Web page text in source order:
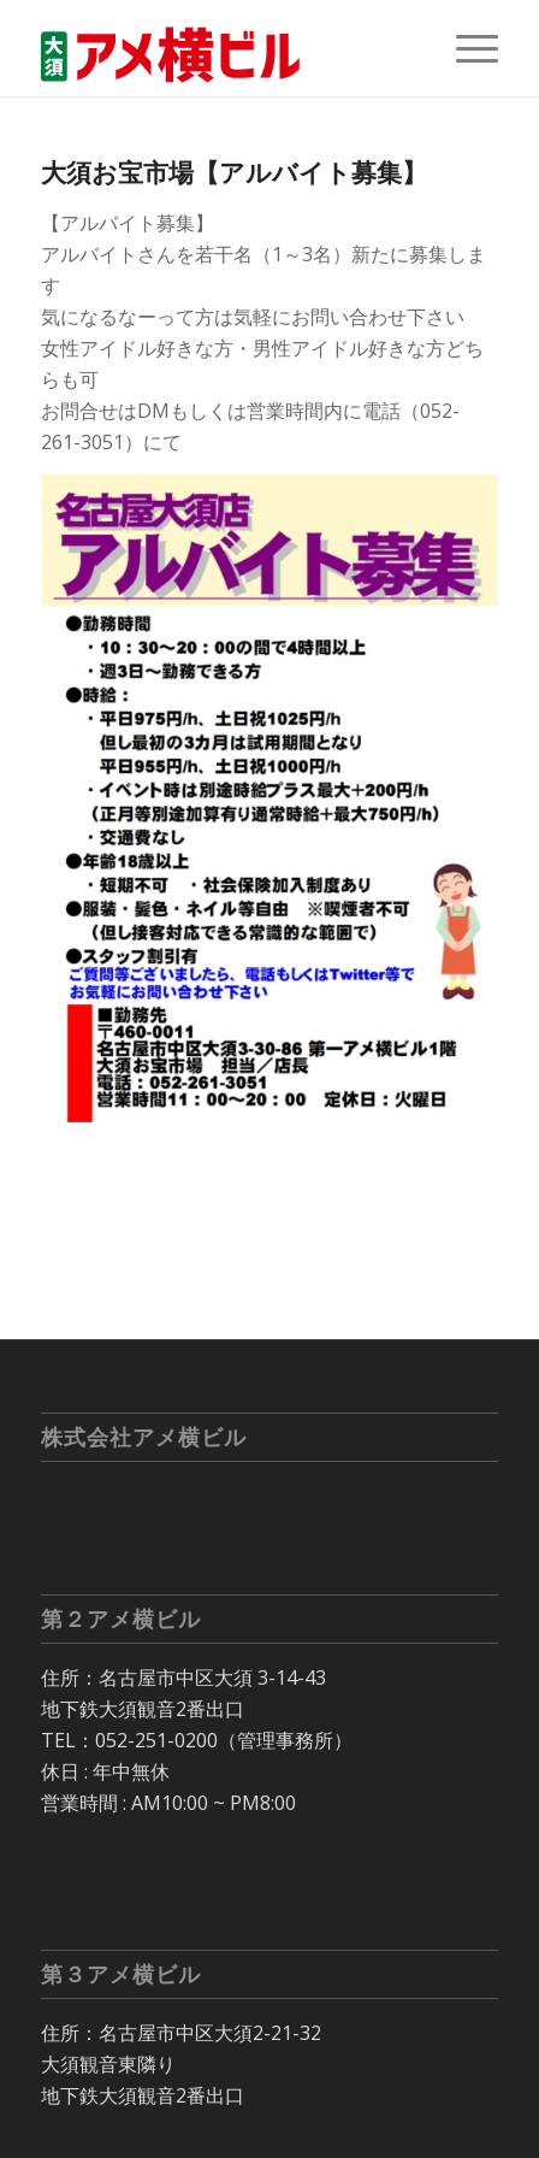
大須お宝市場【アルバイト募集】
【アルバイト募集】
アルバイトさんを若干名（1～3名）新たに募集しま
す
気になるなーって方は気軽にお問い合わせ下さい
女性アイドル好きな方・男性アイドル好きな方どち
らも可
お問合せはDMもしくは営業時間内に電話（052-
261-3051）にて
株式会社アメ横ビル
第２アメ横ビル
住所：名古屋市中区大須 3-14-43
地下鉄大須観音2番出口
TEL：052-251-0200（管理事務所）
休日 : 年中無休
営業時間 : AM10:00 ~ PM8:00
第３アメ横ビル
住所：名古屋市中区大須2-21-32
大須観音東隣り
地下鉄大須観音2番出口